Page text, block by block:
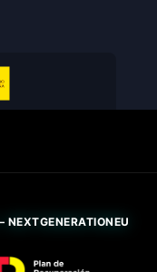
NEXTGENERATIONEU